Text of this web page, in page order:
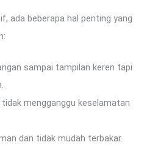
ada beberapa hal penting yang
sampai tampilan keren tapi
mengganggu keselamatan
dan tidak mudah terbakar.